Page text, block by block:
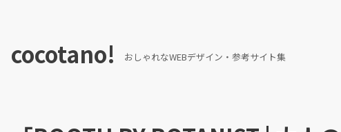
cocotano! おしゃれなWEBデザイン・参考サイト集